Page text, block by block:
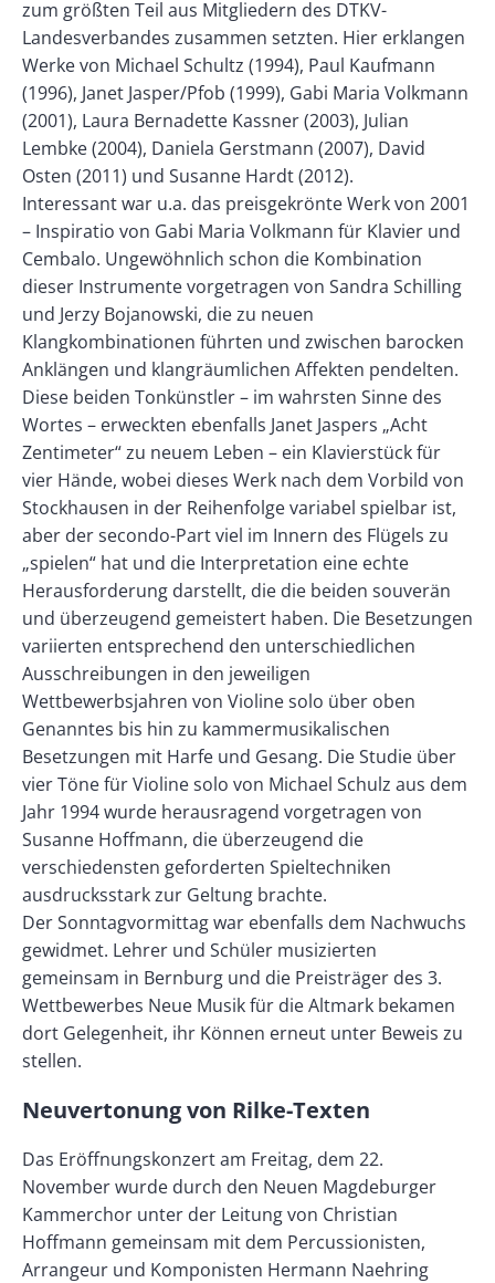
zum größten Teil aus Mitgliedern des DTKV-
Landesverbandes zusammen setzten. Hier erklangen
Werke von Michael Schultz (1994), Paul Kaufmann
(1996), Janet Jasper/Pfob (1999), Gabi Maria Volkmann
(2001), Laura Bernadette Kassner (2003), Julian
Lembke (2004), Daniela Gerstmann (2007), David
Osten (2011) und Susanne Hardt (2012).
Interessant war u.a. das preisgekrönte Werk von 2001
– Inspiratio von Gabi Maria Volkmann für Klavier und
Cembalo. Ungewöhnlich schon die Kombination
dieser Instrumente vorgetragen von Sandra Schilling
und Jerzy Bojanowski, die zu neuen
Klangkombinationen führten und zwischen barocken
Anklängen und klangräumlichen Affekten pendelten.
Diese beiden Tonkünstler – im wahrsten Sinne des
Wortes – erweckten ebenfalls Janet Jaspers „Acht
Zentimeter“ zu neuem Leben – ein Klavierstück für
vier Hände, wobei dieses Werk nach dem Vorbild von
Stockhausen in der Reihenfolge variabel spielbar ist,
aber der secondo-Part viel im Innern des Flügels zu
„spielen“ hat und die Interpretation eine echte
Herausforderung darstellt, die die beiden souverän
und überzeugend gemeistert haben. Die Besetzungen
variierten entsprechend den unterschiedlichen
Ausschreibungen in den jeweiligen
Wettbewerbsjahren von Violine solo über oben
Genanntes bis hin zu kammermusikalischen
Besetzungen mit Harfe und Gesang. Die Studie über
vier Töne für Violine solo von Michael Schulz aus dem
Jahr 1994 wurde herausragend vorgetragen von
Susanne Hoffmann, die überzeugend die
verschiedensten geforderten Spieltechniken
ausdrucksstark zur Geltung brachte.
Der Sonntagvormittag war ebenfalls dem Nachwuchs
gewidmet. Lehrer und Schüler musizierten
gemeinsam in Bernburg und die Preisträger des 3.
Wettbewerbes Neue Musik für die Altmark bekamen
dort Gelegenheit, ihr Können erneut unter Beweis zu
stellen.
Neuvertonung von Rilke-Texten
Das Eröffnungskonzert am Freitag, dem 22.
November wurde durch den Neuen Magdeburger
Kammerchor unter der Leitung von Christian
Hoffmann gemeinsam mit dem Percussionisten,
Arrangeur und Komponisten Hermann Naehring